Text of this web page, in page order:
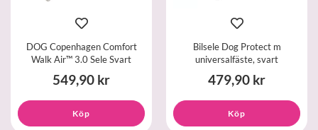
DOG Copenhagen Comfort
Walk Air™ 3.0 Sele Svart
549,90 kr
Köp
Bilsele Dog Protect m
universalfäste, svart
479,90 kr
Köp